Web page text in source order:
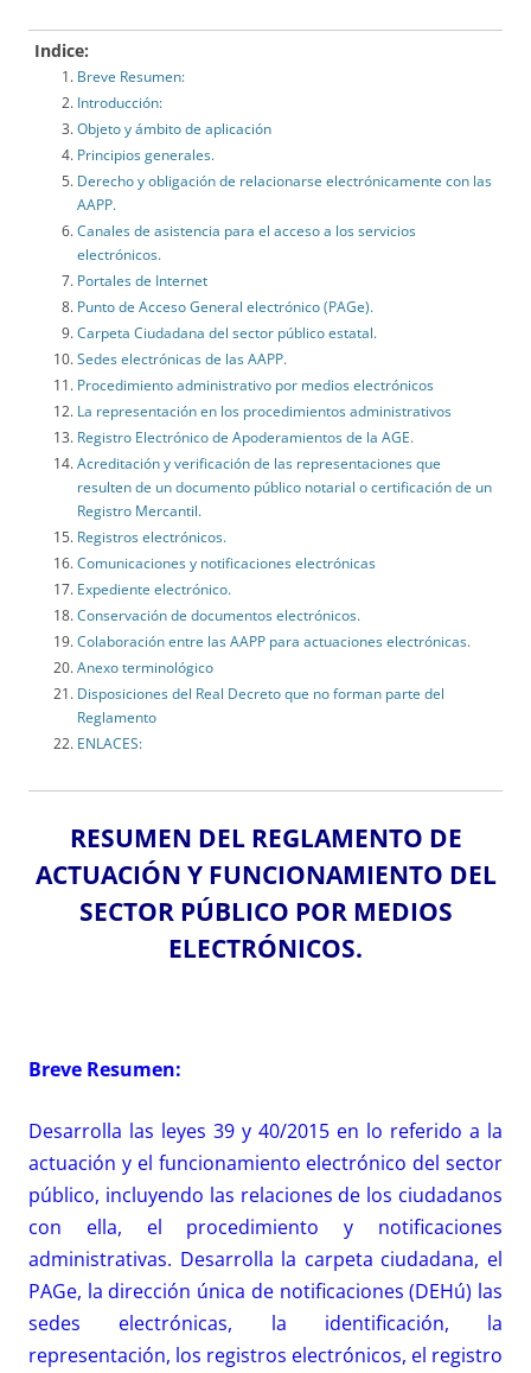
Indice:
Breve Resumen:
Introducción:
Objeto y ámbito de aplicación
Principios generales.
Derecho y obligación de relacionarse electrónicamente con las
AAPP.
Canales de asistencia para el acceso a los servicios
electrónicos.
Portales de Internet
Punto de Acceso General electrónico (PAGe).
Carpeta Ciudadana del sector público estatal.
Sedes electrónicas de las AAPP.
Procedimiento administrativo por medios electrónicos
La representación en los procedimientos administrativos
Registro Electrónico de Apoderamientos de la AGE.
Acreditación y verificación de las representaciones que
resulten de un documento público notarial o certificación de un
Registro Mercantil.
Registros electrónicos.
Comunicaciones y notificaciones electrónicas
Expediente electrónico.
Conservación de documentos electrónicos.
Colaboración entre las AAPP para actuaciones electrónicas.
Anexo terminológico
Disposiciones del Real Decreto que no forman parte del
Reglamento
ENLACES:
RESUMEN DEL REGLAMENTO DE
ACTUACIÓN Y FUNCIONAMIENTO DEL
SECTOR PÚBLICO POR MEDIOS
ELECTRÓNICOS.
Breve Resumen:
Desarrolla las leyes 39 y 40/2015 en lo referido a la
actuación y el funcionamiento electrónico del sector
público, incluyendo las relaciones de los ciudadanos
con ella, el procedimiento y notificaciones
administrativas. Desarrolla la carpeta ciudadana, el
PAGe, la dirección única de notificaciones (DEHú) las
sedes electrónicas, la identificación, la
representación, los registros electrónicos, el registro